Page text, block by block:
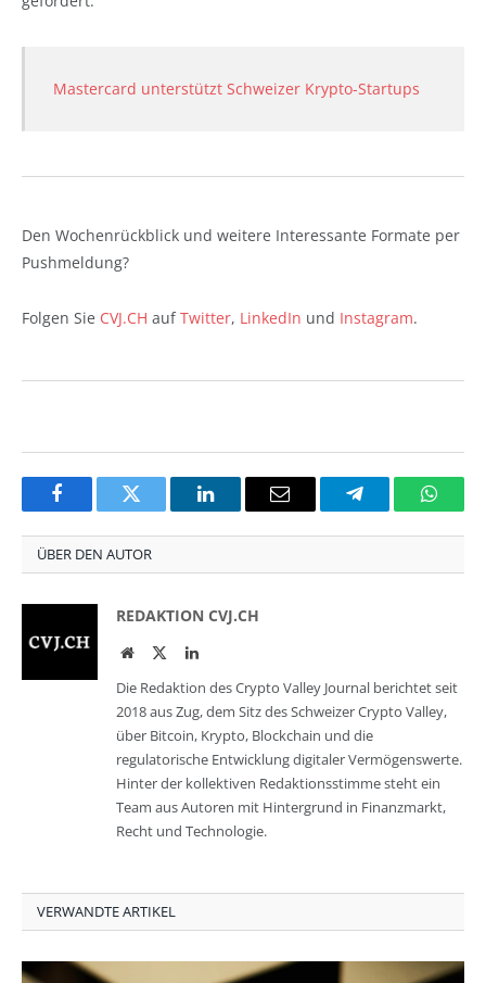
Mastercard unterstützt Schweizer Krypto-Startups
Den Wochenrückblick und weitere Interessante Formate per
Pushmeldung?
Folgen Sie CVJ.CH aufTwitter, LinkedIn und Instagram.
FacebookTwitter LinkedInEmail Telegram
ÜBER DEN AUTOR
REDAKTION CVJ.CH
WebsiteTwitterLinkedIn
Die Redaktion des Crypto Valley Journal berichtet seit
2018 aus Zug, dem Sitz des Schweizer Crypto Valley,
über Bitcoin, Krypto, Blockchain und die
regulatorische Entwicklung digitaler Vermögenswerte.
Hinter der kollektiven Redaktionsstimme steht ein
Team aus Autoren mit Hintergrund in Finanzmarkt,
Recht und Technologie.
VERWANDTE ARTIKEL